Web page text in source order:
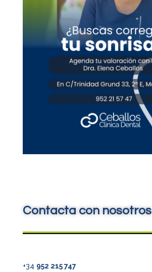
Contacta con nosotros
+34 952 215 747